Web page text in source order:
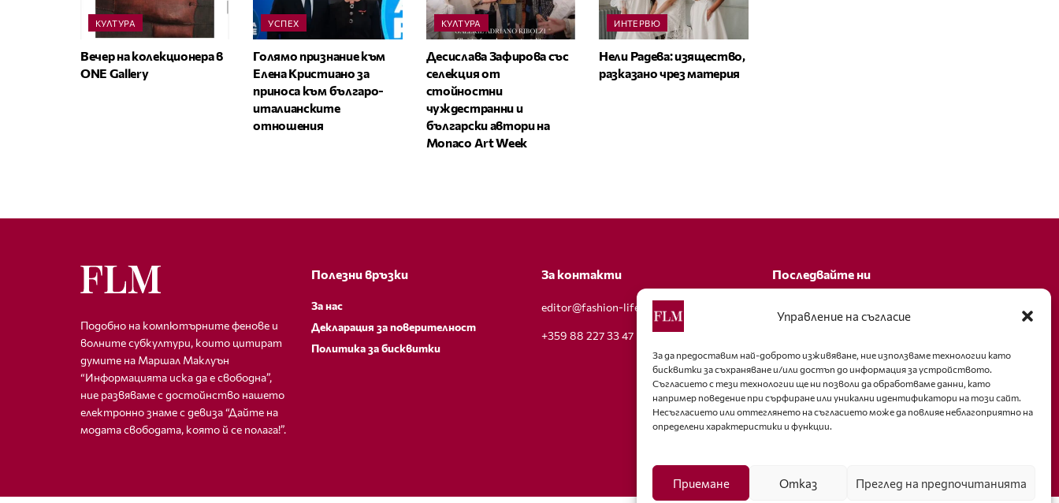
Управление на съгласие
За да предоставим най-доброто изживяване, ние използваме технологии като
бисквитки за съхраняване и/или достъп до информация за устройството.
Съгласието с тези технологии ще ни позволи да обработваме данни, като
например поведение при сърфиране или уникални идентификатори на този сайт.
Несъгласието или оттеглянето на съгласието може да повлияе неблагоприятно на
определени характеристики и функции.
Приемане Отказ Преглед на предпочитанията
КУЛТУРА
Вечер на колекционера в
ONE Gallery
УСПЕХ
Голямо признание към
Елена Кристиано за
приноса към българо-
италианските
отношения
КУЛТУРА
Десислава Зафирова със
селекция от
стойностни
чуждестранни и
български автори на
Monaco Art Week
ИНТЕРВЮ
Нели Радева: изящество,
разказано чрез материя
Подобно на компютърните фенове и
волните субкултури, които цитират
думите на Маршал Маклуън
“Информацията иска да е свободна”,
ние развяваме с достойнство нашето
електронно знаме с девиза “Дайте на
модата свободата, която й се полага!”.
Полезни връзки
За нас
Декларация за поверителност
Политика за бисквитки
За контакти
editor@fashion-lifestyle.net
+359 88 227 33 47
Последвайте ни